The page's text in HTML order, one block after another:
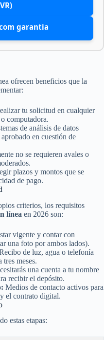
garantia
ofrecen beneficios que la
tu solicitud en cualquier
computadora.
de análisis de datos
en cuestión de
no se requieren avales o
plazos y montos que se
de pago.
criterios, los requisitos
línea en 2026 son:
vigente y contar con
una foto por ambos lados).
de luz, agua o telefonía
meses.
una cuenta a tu nombre
recibir el depósito.
Medios de contacto activos para
el contrato digital.
estas etapas: